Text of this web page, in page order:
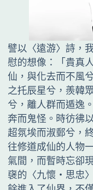
譬以〈遠游〉詩，
慰的想像：「貴真
仙，與化去而不風
之托辰星兮，羨韓
兮，離人群而遁逸
奔而鬼怪。時彷彿
超氛埃而淑郵兮，
往修道成仙的人物
氣間，而暫時忘卻
襃的〈九懷‧思忠